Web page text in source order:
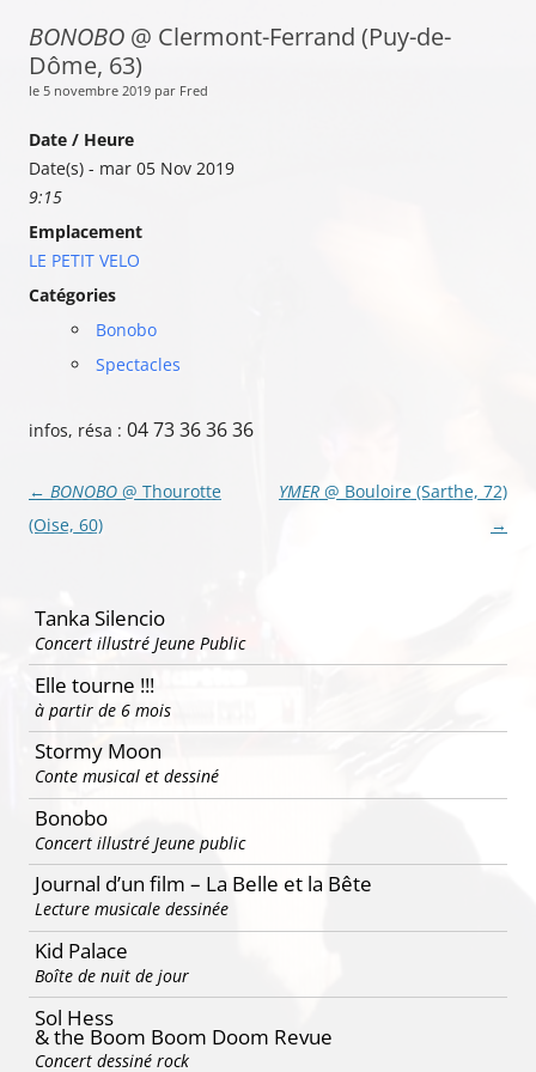
BONOBO @ Clermont-Ferrand (Puy-de-
Dôme, 63)
le 5 novembre 2019 par Fred
Date / Heure
Date(s) - mar 05 Nov 2019
9:15
Emplacement
LE PETIT VELO
Catégories
Bonobo
Spectacles
infos, résa : 04 73 36 36 36
Navigation
des
← BONOBO @ Thourotte
(Oise, 60)
YMER @ Bouloire (Sarthe, 72)
→
Tanka Silencio
Concert illustré Jeune Public
Elle tourne !!!
à partir de 6 mois
Stormy Moon
Conte musical et dessiné
Bonobo
Concert illustré Jeune public
Journal d’un film – La Belle et la Bête
Lecture musicale dessinée
Kid Palace
Boîte de nuit de jour
Sol Hess
& the Boom Boom Doom Revue
Concert dessiné rock